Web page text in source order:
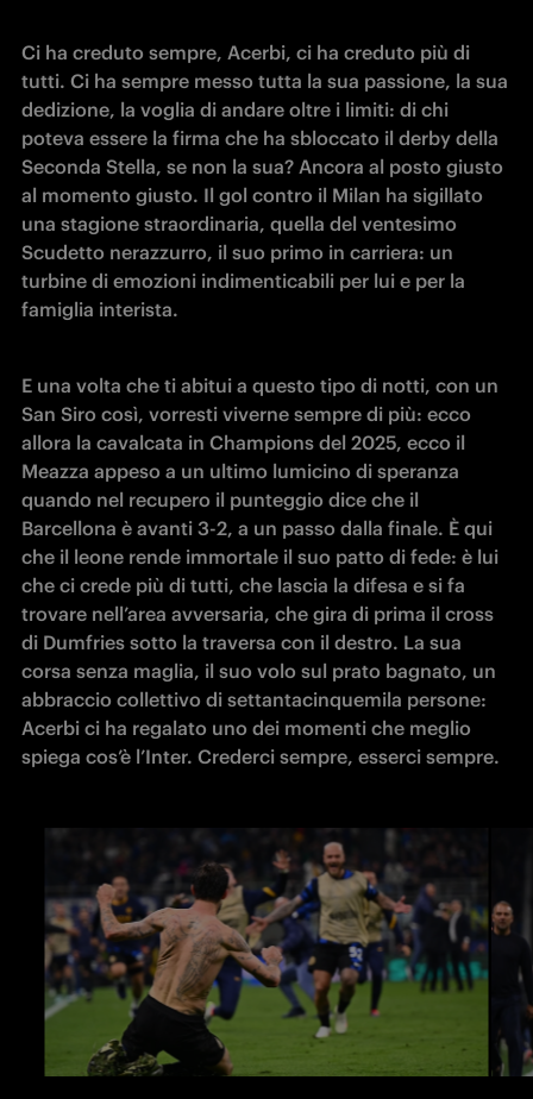
Ci ha creduto sempre, Acerbi, ci ha creduto più di
tutti. Ci ha sempre messo tutta la sua passione, la sua
dedizione, la voglia di andare oltre i limiti: di chi
poteva essere la firma che ha sbloccato il derby della
Seconda Stella, se non la sua? Ancora al posto giusto
al momento giusto. Il gol contro il Milan ha sigillato
una stagione straordinaria, quella del ventesimo
Scudetto nerazzurro, il suo primo in carriera: un
turbine di emozioni indimenticabili per lui e per la
famiglia interista.
E una volta che ti abitui a questo tipo di notti, con un
San Siro così, vorresti viverne sempre di più: ecco
allora la cavalcata in Champions del 2025, ecco il
Meazza appeso a un ultimo lumicino di speranza
quando nel recupero il punteggio dice che il
Barcellona è avanti 3-2, a un passo dalla finale. È qui
che il leone rende immortale il suo patto di fede: è lui
che ci crede più di tutti, che lascia la difesa e si fa
trovare nell’area avversaria, che gira di prima il cross
di Dumfries sotto la traversa con il destro. La sua
corsa senza maglia, il suo volo sul prato bagnato, un
abbraccio collettivo di settantacinquemila persone:
Acerbi ci ha regalato uno dei momenti che meglio
spiega cos’è l’Inter. Crederci sempre, esserci sempre.